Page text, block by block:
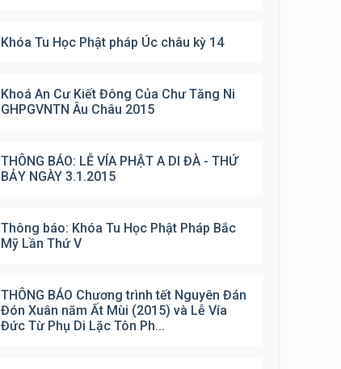
Khóa Tu Học Phật pháp Úc châu kỳ 14
Khoá An Cư Kiết Đông Của Chư Tăng Ni
GHPGVNTN Âu Châu 2015
THÔNG BÁO: LỄ VÍA PHẬT A DI ĐÀ - THỨ
BẢY NGÀY 3.1.2015
Thông báo: Khóa Tu Học Phật Pháp Bắc
Mỹ Lần Thứ V
THÔNG BÁO Chương trình tết Nguyên Đán
Đón Xuân năm Ất Mùi (2015) và Lễ Vía
Đức Từ Phụ Di Lặc Tôn Ph...